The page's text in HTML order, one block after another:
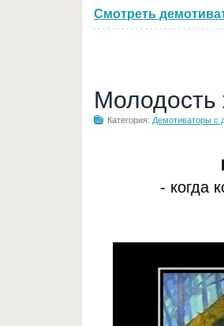
Смотреть
Молодость
Категория: Демотиваторы с
- когда